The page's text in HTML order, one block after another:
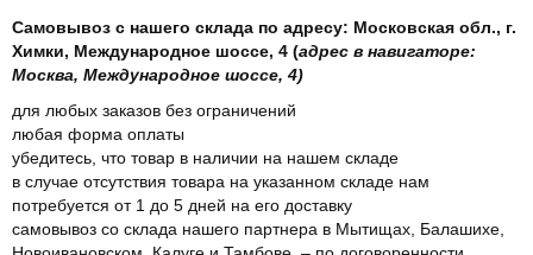
Самовывоз с нашего склада по адресу: Московская обл., г.
Химки, Международное шоссе, 4 (адрес в навигаторе:
Москва, Международное шоссе, 4)
для любых заказов без ограничений
любая форма оплаты
убедитесь, что товар в наличии на нашем складе
в случае отсутствия товара на указанном складе нам
потребуется от 1 до 5 дней на его доставку
самовывоз со склада нашего партнера в Мытищах, Балашихе,